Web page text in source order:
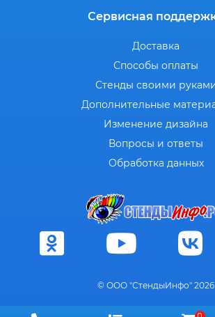
Сервисная
Доставка
Способы оплаты
Стенды своими
Дополнительные
Изменение дизайна
Вопросы и ответы
Обработка данных
© ООО "СтендыИнфо" 2026